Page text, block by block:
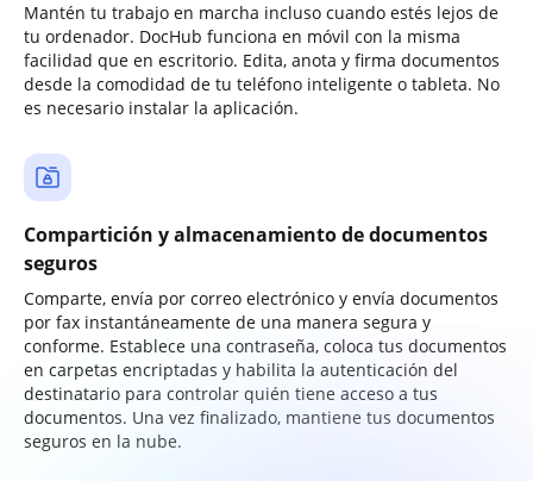
Mantén tu trabajo en marcha incluso cuando estés lejos de
tu ordenador. DocHub funciona en móvil con la misma
facilidad que en escritorio. Edita, anota y firma documentos
desde la comodidad de tu teléfono inteligente o tableta. No
es necesario instalar la aplicación.
Compartición y almacenamiento de documentos
seguros
Comparte, envía por correo electrónico y envía documentos
por fax instantáneamente de una manera segura y
conforme. Establece una contraseña, coloca tus documentos
en carpetas encriptadas y habilita la autenticación del
destinatario para controlar quién tiene acceso a tus
documentos. Una vez finalizado, mantiene tus documentos
seguros en la nube.